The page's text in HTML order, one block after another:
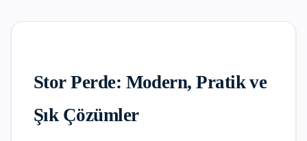
Stor Perde: Modern, Pratik ve
Şık Çözümler